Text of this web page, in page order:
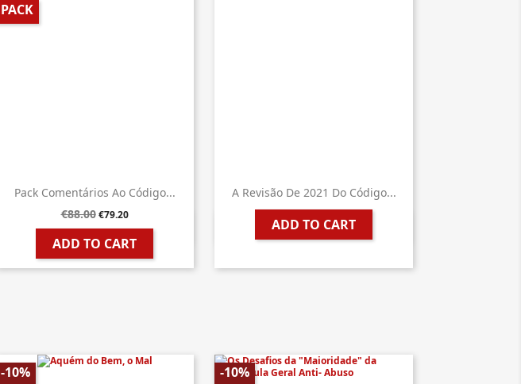
Pack Comentários Ao Código...
€88.00 €79.20
ADD TO CART
PACK
 Quick view
A Revisão De 2021 Do Código...
ADD TO CART
 Quick view
-10% -10%